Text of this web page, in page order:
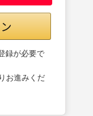
録が必要で
お進みくだ